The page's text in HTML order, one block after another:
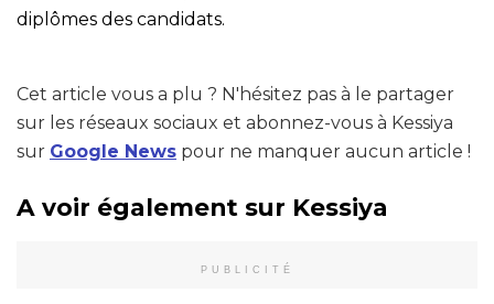
diplômes des candidats.
Cet article vous a plu ? N'hésitez pas à le partager
sur les réseaux sociaux et abonnez-vous à Kessiya
sur Google News pour ne manquer aucun article !
A voir également sur Kessiya
PUBLICITÉ